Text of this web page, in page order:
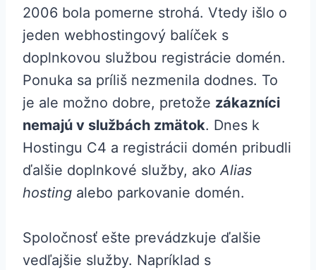
2006 bola pomerne strohá. Vtedy išlo o
jeden webhostingový balíček s
doplnkovou službou registrácie domén.
Ponuka sa príliš nezmenila dodnes. To
je ale možno dobre, pretože zákazníci
nemajú v službách zmätok. Dnes k
Hostingu C4 a registrácii domén pribudli
ďalšie doplnkové služby, akoAlias ​​
hosting alebo parkovanie domén.
Spoločnosť ešte prevádzkuje ďalšie
vedľajšie služby. Napríklad s